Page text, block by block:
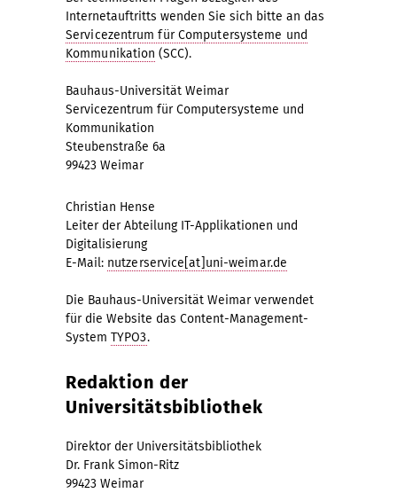
Internetauftritts wenden Sie sich bitte an das
Servicezentrum für Computersysteme und
Kommunikation (SCC).
Bauhaus-Universität Weimar
Servicezentrum für Computersysteme und
Kommunikation
Steubenstraße 6a
99423 Weimar
Christian Hense
Leiter der Abteilung IT-Applikationen und
Digitalisierung
E-Mail: nutzerservice[at]uni-weimar.de
Die Bauhaus-Universität Weimar verwendet
für die Website das Content-Management-
System TYPO3.
Redaktion der
Universitätsbibliothek
Direktor der Universitätsbibliothek
Dr. Frank Simon-Ritz
99423 Weimar